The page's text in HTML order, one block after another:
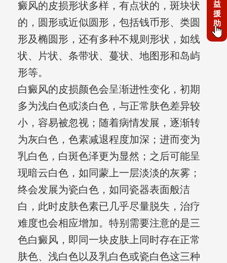
癜风的皮损形状多样，有点状的，斑块状
的，圆形或近似圆形，包括钱币形、类圆
形及椭圆形，还有多种不规则形状，如线
状、片状、条带状、蔓状、地图形和岛屿
形等。
白癜风的皮损颜色会呈渐进性变化，初期
多为浅白色或淡白色，与正常肤色差异较
小，容易被忽视；随着病情发展，逐渐转
为灰白色，色素减退程度加深；进而变为
乳白色，白斑色泽更为显然；之后可能呈
现暗云白色，如同蒙上一层淡淡的灰雾；
终会发展为瓷白色，如同瓷器表面般洁
白，此时皮肤色素已几乎尽量脱失，治疗
难度也会相应增加。特别需要注意的是三
色白癜风，即同一块皮肤上同时存在正常
肤色、浅白色以及乳白色或瓷白色这三种
益
援
助